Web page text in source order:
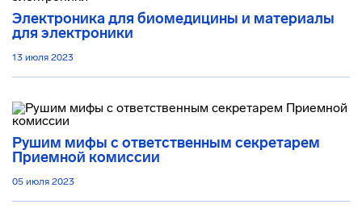
Электроника для биомедицины и материалы
для электроники
13 июля 2023
Рушим мифы с ответственным секретарем
Приемной комиссии
05 июля 2023